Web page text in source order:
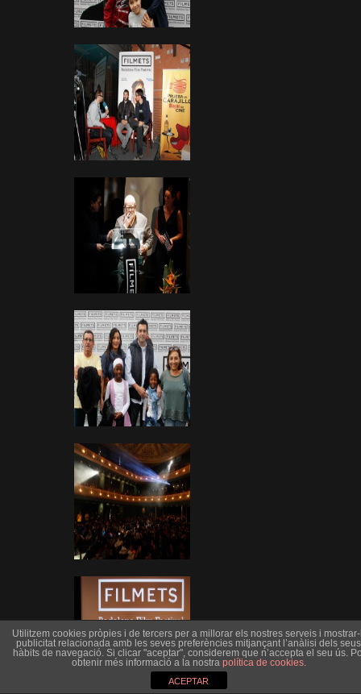
Utilitzem cookies pròpies i de tercers per a millorar els nostres serveis i
publicitat relacionada amb les seves preferències mitjançant l’anàlisi dels seus
hàbits de navegació. Si clicar "aceptar", considerem que n’accepta el seu ús.
obtenir més informació a la nostra política de cookies.
ACEPTAR